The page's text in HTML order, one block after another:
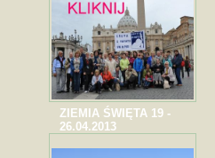
ZIEMIA ŚWIĘTA 19 -
26.04.2013